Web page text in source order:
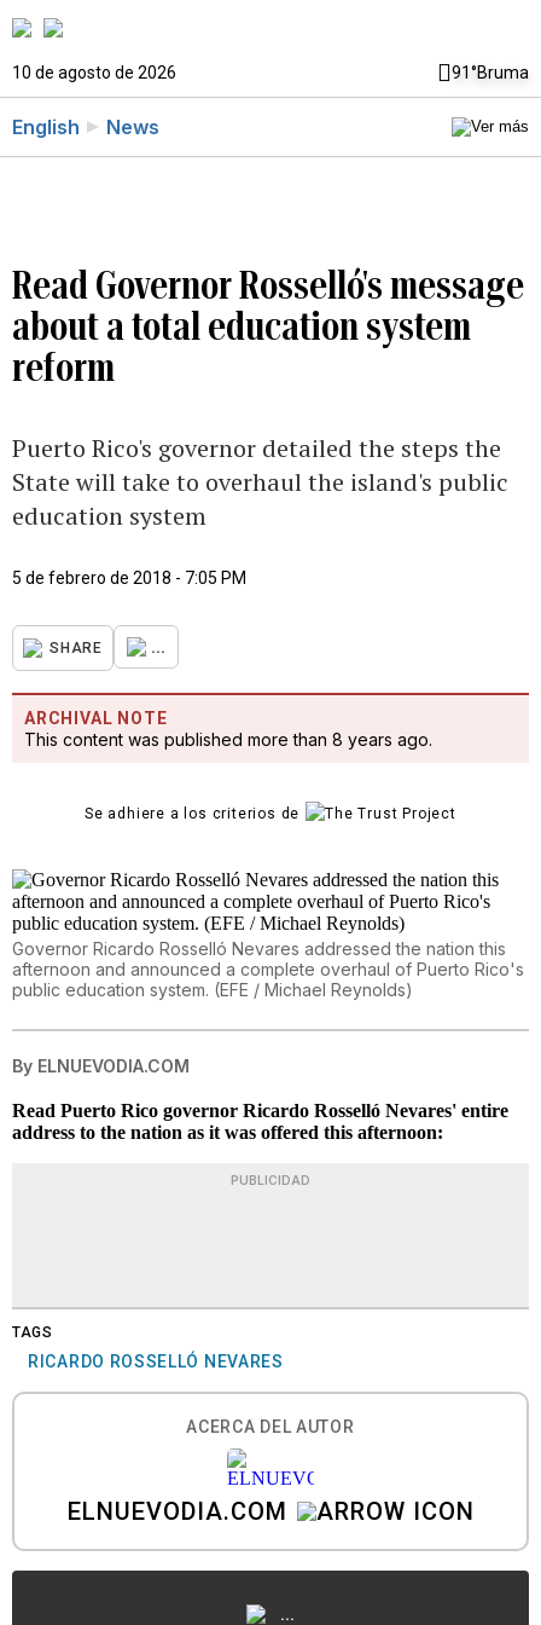
10 de agosto de 2026 91°Bruma
English News
Read Governor Rosselló's message
about a total education system
reform
Puerto Rico's governor detailed the steps the
State will take to overhaul the island's public
education system
5 de febrero de 2018 - 7:05 PM
SHARE ...
ARCHIVAL NOTE
This content was published more than 8 years ago.
Se adhiere a los criterios de
Governor Ricardo Rosselló Nevares addressed the nation this
afternoon and announced a complete overhaul of Puerto Rico's
public education system. (EFE / Michael Reynolds)
By ELNUEVODIA.COM
Read Puerto Rico governor Ricardo Rosselló Nevares' entire
address to the nation as it was offered this afternoon:
PUBLICIDAD
TAGS
RICARDO ROSSELLÓ NEVARES
ACERCA DEL AUTOR
ELNUEVODIA.COM
...